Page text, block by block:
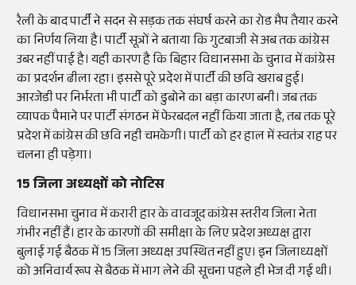
रैली के बाद पार्टी ने सदन से सड़क तक संघर्ष करने का रोड मैप तैयार करने
का निर्णय लिया है। पार्टी सूत्रों ने बताया कि गुटबाजी से अब तक कांग्रेस
उबर नहीं पाई है। यही कारण है कि बिहार विधानसभा के चुनाव में कांग्रेस
का प्रदर्शन ढीला रहा। इससे पूरे प्रदेश में पार्टी की छवि खराब हुई।
आरजेडी पर निर्भरता भी पार्टी को डुबोने का बड़ा कारण बनी। जब तक
व्यापक पैमाने पर पार्टी संगठन में फेरबदल नहीं किया जाता है, तब तक पूरे
प्रदेश में कांग्रेस की छवि नही चमकेगी। पार्टी को हर हाल में स्वतंत्र राह पर
चलना ही पड़ेगा।
15 जिला अध्यक्षों को नोटिस
विधानसभा चुनाव में करारी हार के वावजूद कांग्रेस स्तरीय जिला नेता
गंभीर नहीं हैं। हार के कारणों की समीक्षा के लिए प्रदेश अध्यक्ष द्वारा
बुलाई गई बैठक में 15 जिला अध्यक्ष उपस्थित नहीं हुए। इन जिलाध्यक्षों
को अनिवार्य रूप से बैठक में भाग लेने की सूचना पहले ही भेज दी गई थी।